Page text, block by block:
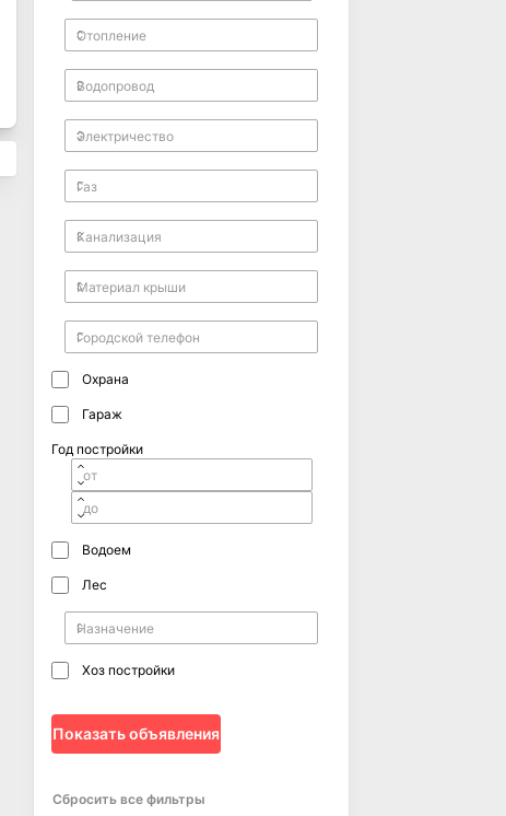
Охрана
Гараж
Год постройки
Водоем
Лес
Хоз постройки
Показать объявления
Сбросить все фильтры